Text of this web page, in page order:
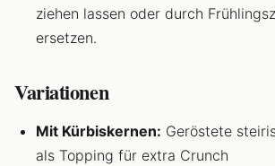
ziehen lassen oder durch
ersetzen.
Variationen
Mit Kürbiskernen: Geröstete
als Topping für extra Crunch